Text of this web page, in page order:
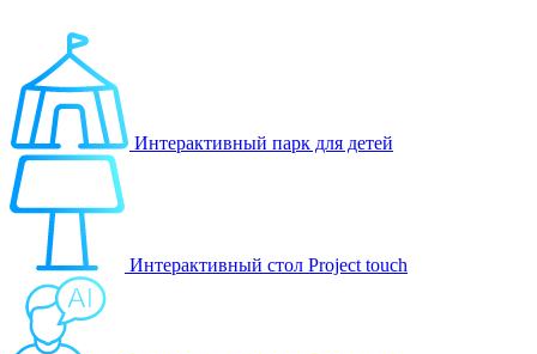
Интерактивный парк для детей
Интерактивный стол Project touch